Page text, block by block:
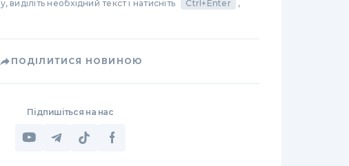
необхідний текст і натисніть Ctrl+Enter
,
ПОДІЛИТИСЯ НОВИНОЮ
Підпишіться на нас